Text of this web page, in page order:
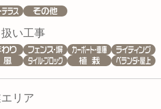
い工事
リア